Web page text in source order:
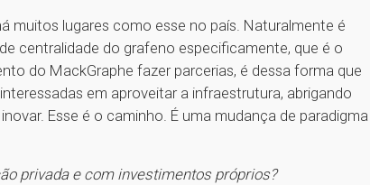
muitos lugares como esse no país. Naturalmente é
centralidade do grafeno especificamente, que é o
do MackGraphe fazer parcerias, é dessa forma que
em aproveitar a infraestrutura, abrigando
Esse é o caminho. É uma mudança de paradigma
privada e com investimentos próprios?